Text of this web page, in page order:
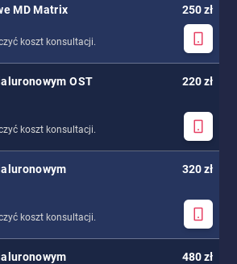
MD Matrix
koszt konsultacji.
250 zł
OST
koszt konsultacji.
220 zł
koszt konsultacji.
320 zł
480 zł